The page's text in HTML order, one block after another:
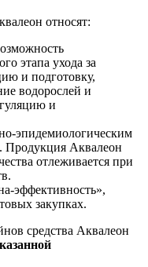
относят:
этапа ухода за
и подготовку,
водорослей и
и
эпидемиологическим
Продукция Аквалеон
отлеживается при
эффективность»,
закупках.
средства Аквалеон